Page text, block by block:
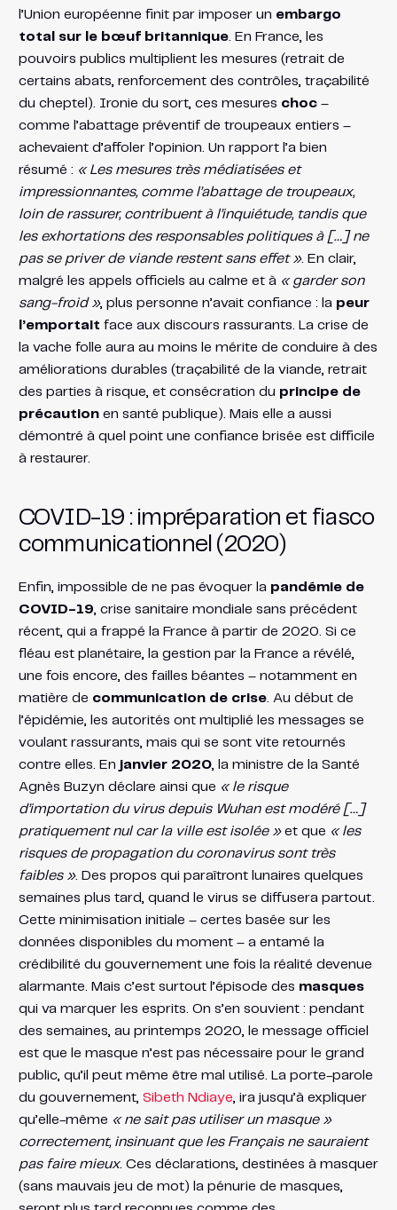
l’Union européenne finit par imposer un embargo
total sur le bœuf britannique​. En France, les
pouvoirs publics multiplient les mesures (retrait de
certains abats, renforcement des contrôles, traçabilité
du cheptel). Ironie du sort, ces mesures choc–
comme l’abattage préventif de troupeaux entiers –
achevaient d’affoler l’opinion. Un rapport l’a bien
résumé : « Les mesures très médiatisées et
impressionnantes, comme l’abattage de troupeaux,
loin de rassurer, contribuent à l’inquiétude, tandis que
les exhortations des responsables politiques à […] ne
pas se priver de viande restent sans effet »​. En clair,
malgré les appels officiels au calme et à « garder son
sang-froid », plus personne n’avait confiance : la peur
l’emportait face aux discours rassurants. La crise de
la vache folle aura au moins le mérite de conduire à des
améliorations durables (traçabilité de la viande, retrait
des parties à risque, et consécration du principe de
précautionen santé publique​). Mais elle a aussi
démontré à quel point une confiance brisée est difficile
à restaurer.
COVID-19 : impréparation et fiasco
communicationnel (2020)
Enfin, impossible de ne pas évoquer la pandémie de
COVID-19 , crise sanitaire mondiale sans précédent
récent, qui a frappé la France à partir de 2020. Si ce
fléau est planétaire, la gestion par la France a révélé,
une fois encore, des failles béantes – notamment en
matière de communication de crise. Au début de
l’épidémie, les autorités ont multiplié les messages se
voulant rassurants, mais qui se sont vite retournés
contre elles. En janvier 2020, la ministre de la Santé
Agnès Buzyn déclare ainsi que « le risque
d’importation du virus depuis Wuhan est modéré […]
pratiquement nul car la ville est isolée »et que « les
risques de propagation du coronavirus sont très
faibles »​. Des propos qui paraîtront lunaires quelques
semaines plus tard, quand le virus se diffusera partout.
Cette minimisation initiale – certes basée sur les
données disponibles du moment – a entamé la
crédibilité du gouvernement une fois la réalité devenue
alarmante. Mais c’est surtout l’épisode des masques
qui va marquer les esprits. On s’en souvient : pendant
des semaines, au printemps 2020, le message officiel
est que le masque n’est pas nécessaire pour le grand
public, qu’il peut même être mal utilisé. La porte-parole
du gouvernement, Sibeth Ndiaye , ira jusqu’à expliquer
qu’elle-même « ne sait pas utiliser un masque »
correctement, insinuant que les Français ne sauraient
pas faire mieux. Ces déclarations, destinées à masquer
(sans mauvais jeu de mot) la pénurie de masques,